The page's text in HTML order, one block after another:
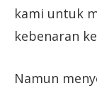
kami untuk
kebenaran
Namun